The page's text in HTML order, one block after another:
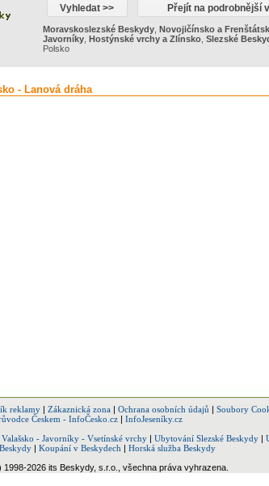
Moravskoslezské Beskydy, Novojičínsko a
Javorníky, Hostýnské vrchy a Zlínsko, Slezské
Polsko
- Lanová dráha
reklamy| Zákaznická zona| Ochrana osobních údajů | Soubory
Českem - InfoČesko.cz | InfoJeseníky.cz
- Javorníky - Vsetínské vrchy | Ubytování Slezské Beskydy |
| Koupání v Beskydech | Horská služba Beskydy
1998-2026 its Beskydy, s.r.o., všechna práva vyhrazena.